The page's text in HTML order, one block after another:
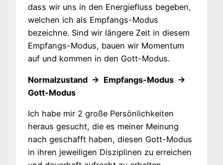
dass wir uns in den Energiefluss begeben,
welchen ich als Empfangs-Modus
bezeichne. Sind wir längere Zeit in diesem
Empfangs-Modus, bauen wir Momentum
auf und kommen in den Gott-Modus.
Normalzustand → Empfangs-Modus →
Gott-Modus
Ich habe mir 2 große Persönlichkeiten
heraus gesucht, die es meiner Meinung
nach geschafft haben, diesen Gott-Modus
in ihren jeweiligen Disziplinen zu erreichen